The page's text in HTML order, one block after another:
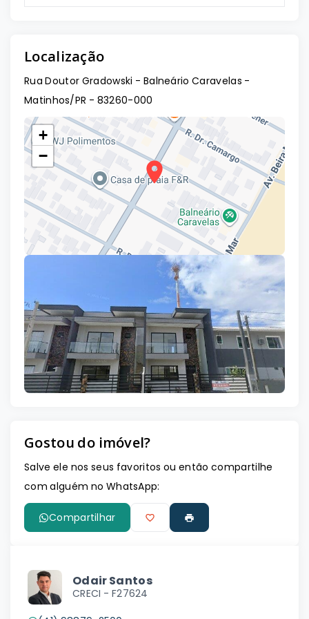
Localização
Rua Doutor Gradowski - Balneário Caravelas -
Matinhos/PR - 83260-000
+
−
Leaflet
Gostou do imóvel?
Salve ele nos seus favoritos ou então compartilhe
com alguém no WhatsApp:
Compartilhar
Odair Santos
CRECI - F27624